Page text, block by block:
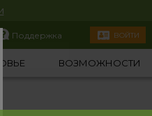
Поддержка ВОЙТИ
ВОЗМОЖНОСТИ